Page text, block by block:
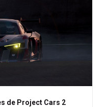
de Project Cars 2